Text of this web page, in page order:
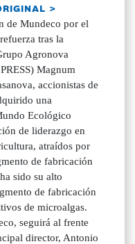
>
de Mundeco por el
tras la
Agronova
Magnum
accionistas de
una
Ecológico
de liderazgo en
atraídos por
de fabricación
sido su alto
de fabricación
de microalgas.
seguirá al frente
director, Antonio